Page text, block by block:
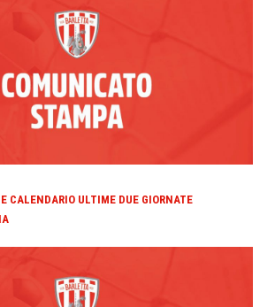
CALENDARIO ULTIME DUE GIORNATE